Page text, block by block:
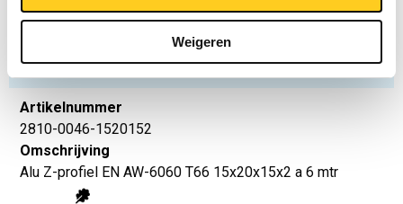
Weigeren
0,822
Selecteer
Artikelnummer
2810-0046-1520152
Omschrijving
Alu Z-profiel EN AW-6060 T66 15x20x15x2 a 6 mtr